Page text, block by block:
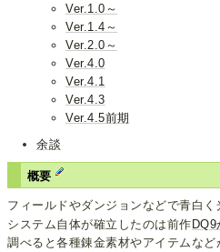
Ver.1.0～
Ver.1.4～
Ver.2.0～
Ver.4.0
Ver.4.1
Ver.4.3
Ver.4.5前期
余談
概要
フィールドやダンジョンなどで青白く
システム自体が確立したのは前作 DQ9
調べると各種錬金素材やアイテムな